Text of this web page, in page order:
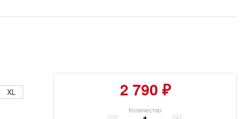
XL 2 790 ₽
Количество